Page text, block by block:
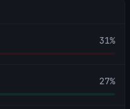
31%
27%